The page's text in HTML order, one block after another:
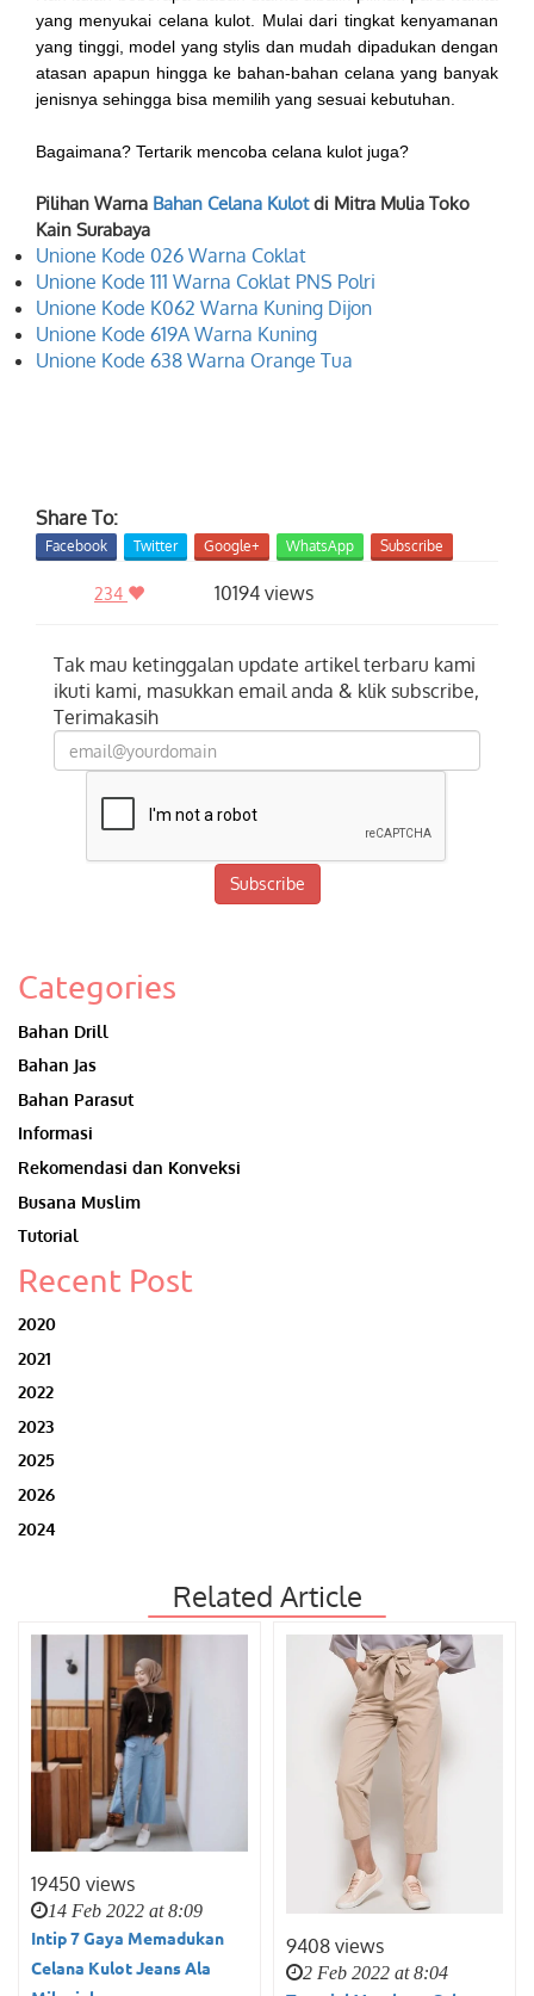
yang menyukai celana kulot. Mulai dari tingkat kenyamanan
yang tinggi, model yang stylis dan mudah dipadukan dengan
atasan apapun hingga ke bahan-bahan celana yang banyak
jenisnya sehingga bisa memilih yang sesuai kebutuhan.
Bagaimana? Tertarik mencoba celana kulot juga?
Pilihan Warna Bahan Celana Kulotdi Mitra Mulia Toko
Kain Surabaya
Unione Kode 026 Warna Coklat
Unione Kode 111 Warna Coklat PNS Polri
Unione Kode K062 Warna Kuning Dijon
Unione Kode 619A Warna Kuning
Unione Kode 638 Warna Orange Tua
Share To:
Facebook Twitter Google+ WhatsApp Subscribe
234 10194 views
Tak mau ketinggalan update artikel terbaru kami
ikuti kami, masukkan email anda & klik subscribe,
Terimakasih
Subscribe
Categories
Bahan Drill
Bahan Jas
Bahan Parasut
Informasi
Rekomendasi dan Konveksi
Busana Muslim
Tutorial
Recent Post
2020
2021
2022
2023
2025
2026
2024
Related Article
19450 views
14 Feb 2022 at 8:09
Intip 7 Gaya Memadukan
Celana Kulot Jeans Ala
9408 views
2 Feb 2022 at 8:04